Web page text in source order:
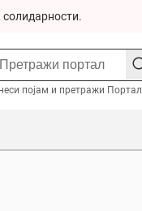
солидарности.
појам и претражи Портал